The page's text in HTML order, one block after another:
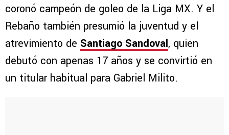
coronó campeón de goleo de la Liga MX. Y el
Rebaño también presumió la juventud y el
atrevimiento de Santiago Sandoval, quien
debutó con apenas 17 años y se convirtió en
un titular habitual para Gabriel Milito.